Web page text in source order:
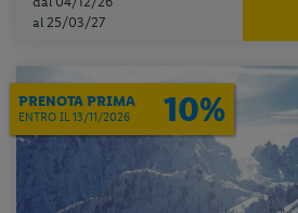
al 25/03/27
PRENOTA PRIMA
ENTRO IL 13/11/2026 10%